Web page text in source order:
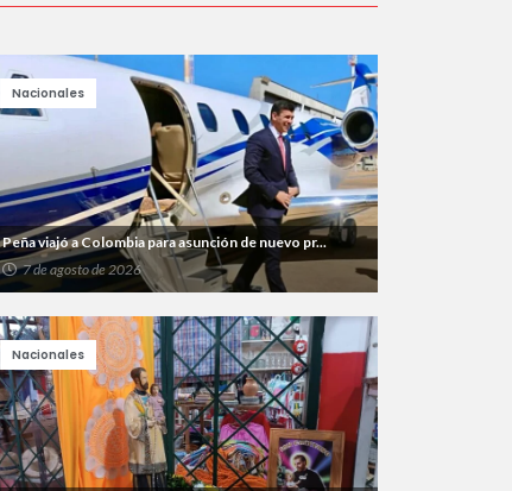
Peña viajó a Colombia para asunción de nuevo pr...
7 de agosto de 2026
Nacionales
Nacionales